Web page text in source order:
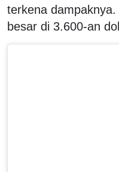
terkena
besar di 3.600-an